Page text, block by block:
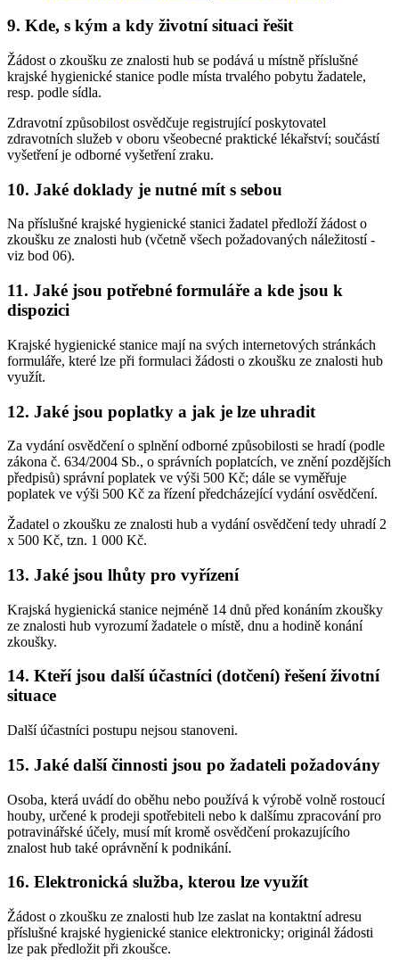
9. Kde, s kým a kdy životní situaci řešit
Žádost o zkoušku ze znalosti hub se podává u místně příslušné
krajské hygienické stanice podle místa trvalého pobytu žadatele,
resp. podle sídla.
Zdravotní způsobilost osvědčuje registrující poskytovatel
zdravotních služeb v oboru všeobecné praktické lékařství; součástí
vyšetření je odborné vyšetření zraku.
10. Jaké doklady je nutné mít s sebou
Na příslušné krajské hygienické stanici žadatel předloží žádost o
zkoušku ze znalosti hub (včetně všech požadovaných náležitostí -
viz bod 06).
11. Jaké jsou potřebné formuláře a kde jsou k
dispozici
Krajské hygienické stanice mají na svých internetových stránkách
formuláře, které lze při formulaci žádosti o zkoušku ze znalosti hub
využít.
12. Jaké jsou poplatky a jak je lze uhradit
Za vydání osvědčení o splnění odborné způsobilosti se hradí (podle
zákona č. 634/2004 Sb., o správních poplatcích, ve znění pozdějších
předpisů) správní poplatek ve výši 500 Kč; dále se vyměřuje
poplatek ve výši 500 Kč za řízení předcházející vydání osvědčení.
Žadatel o zkoušku ze znalosti hub a vydání osvědčení tedy uhradí 2
x 500 Kč, tzn. 1 000 Kč.
13. Jaké jsou lhůty pro vyřízení
Krajská hygienická stanice nejméně 14 dnů před konáním zkoušky
ze znalosti hub vyrozumí žadatele o místě, dnu a hodině konání
zkoušky.
14. Kteří jsou další účastníci (dotčení) řešení životní
situace
Další účastníci postupu nejsou stanoveni.
15. Jaké další činnosti jsou po žadateli požadovány
Osoba, která uvádí do oběhu nebo používá k výrobě volně rostoucí
houby, určené k prodeji spotřebiteli nebo k dalšímu zpracování pro
potravinářské účely, musí mít kromě osvědčení prokazujícího
znalost hub také oprávnění k podnikání.
16. Elektronická služba, kterou lze využít
Žádost o zkoušku ze znalosti hub lze zaslat na kontaktní adresu
příslušné krajské hygienické stanice elektronicky; originál žádosti
lze pak předložit při zkoušce.